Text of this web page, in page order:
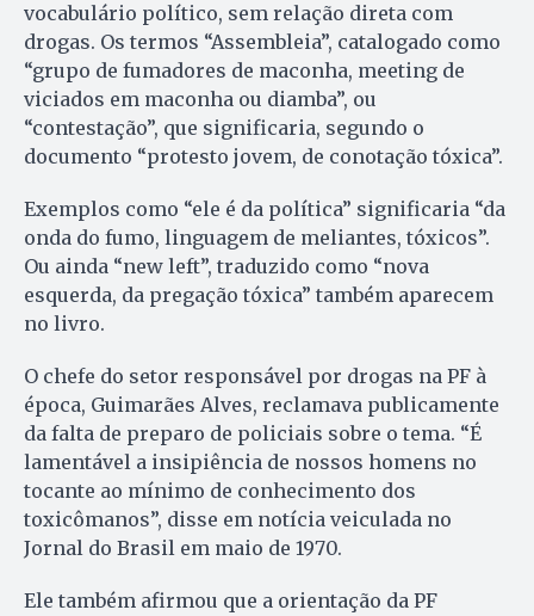
vocabulário político, sem relação direta com
drogas. Os termos “Assembleia”, catalogado como
“grupo de fumadores de maconha, meeting de
viciados em maconha ou diamba”, ou
“contestação”, que significaria, segundo o
documento “protesto jovem, de conotação tóxica”.
Exemplos como “ele é da política” significaria “da
onda do fumo, linguagem de meliantes, tóxicos”.
Ou ainda “new left”, traduzido como “nova
esquerda, da pregação tóxica” também aparecem
no livro.
O chefe do setor responsável por drogas na PF à
época, Guimarães Alves, reclamava publicamente
da falta de preparo de policiais sobre o tema. “É
lamentável a insipiência de nossos homens no
tocante ao mínimo de conhecimento dos
toxicômanos”, disse em notícia veiculada no
Jornal do Brasil em maio de 1970.
Ele também afirmou que a orientação da PF